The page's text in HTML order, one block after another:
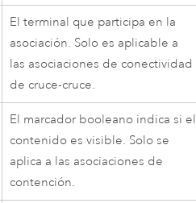
El terminal que participa en la
asociación. Solo es aplicable a
las asociaciones de conectividad
de cruce-cruce.
El marcador booleano indica si el
contenido es visible. Solo se
aplica a las asociaciones de
contención.